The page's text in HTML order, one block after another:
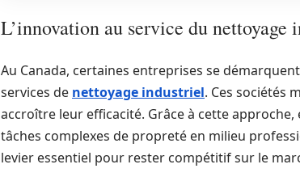
L’innovation au service du nettoyage
Au Canada, certaines entreprises se
services de nettoyage industriel. Ces sociétés
accroître leur efficacité. Grâce à cette
tâches complexes de propreté en milieu
levier essentiel pour rester compétitif sur le